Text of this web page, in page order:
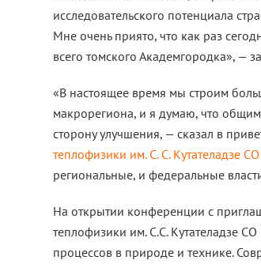
исследовательского потенциала
Мне очень приято, что как раз
всего томского Академгородка», —
«В настоящее время мы строим
макрорегиона, и я думаю, что
сторону улучшения, — сказал в
теплофизики им. С. С. Кутателадзе
региональные, и федеральные
На открытии конференции с
теплофизики им. С.С. Кутателадзе
процессов в природе и технике.